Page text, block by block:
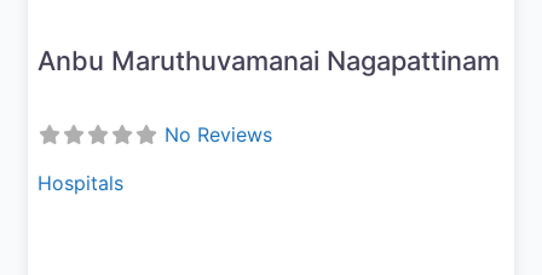
Anbu Maruthuvamanai Nagapattinam
No Reviews
Hospitals